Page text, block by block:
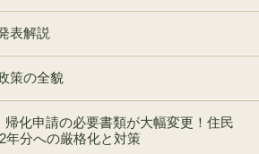
表解説
策の全貌
帰化申請の必要書類が大幅変更！住民
年分への厳格化と対策